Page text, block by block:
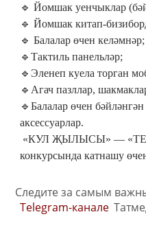
🔹 Йомшак уенчыклар
🔹 Йомшак китап-
🔹 Балалар өчен келәмнәр;
🔹Тактиль панельләр;
🔹Эленеп куела торган
🔹Агач пазллар,
🔹Балалар өчен
аксессуарлар.
«КУЛ ҖЫЛЫСЫ» —
конкурсында катнашу
Следите за самым
Telegram-канале